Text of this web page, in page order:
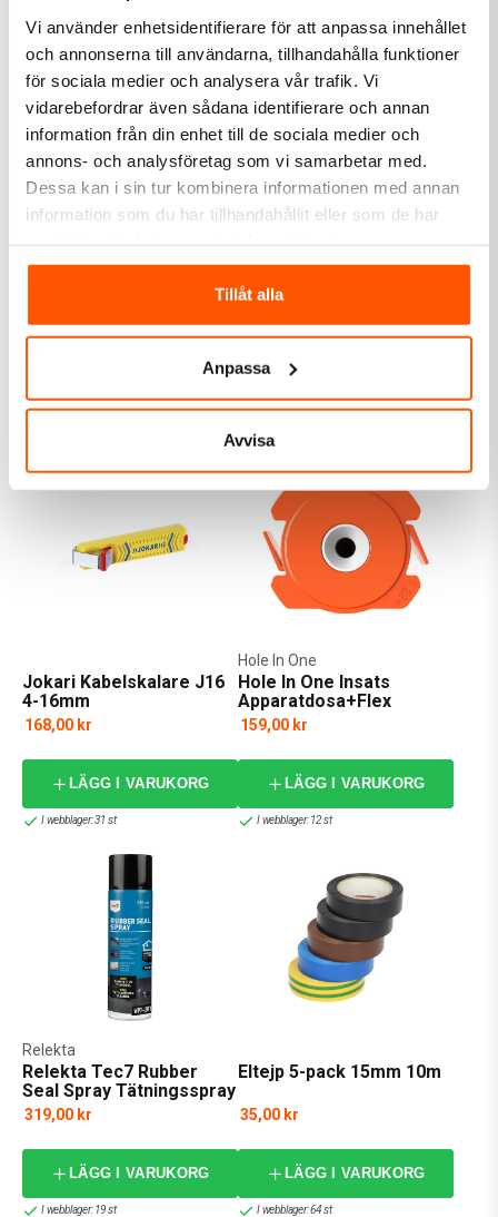
Vi använder enhetsidentifierare för att anpassa innehållet
och annonserna till användarna, tillhandahålla funktioner
för sociala medier och analysera vår trafik. Vi
vidarebefordrar även sådana identifierare och annan
information från din enhet till de sociala medier och
annons- och analysföretag som vi samarbetar med.
Dessa kan i sin tur kombinera informationen med annan
information som du har tillhandahållit eller som de har
Tillåt alla
Anpassa
Avvisa
20 av 20 varianter i webblager
35,00 kr
Relekta
Relekta Tec7
från209,00 kr
Jokari Kabelskalare J16
4-16mm
168,00 kr
LÄGG I VARUKORG
I webblager: 31 st
Hole In One
Hole In One Insats
Apparatdosa+Flex
159,00 kr
LÄGG I VARUKORG
I webblager: 12 st
Relekta
Relekta Tec7 Rubber
Seal Spray Tätningsspray
319,00 kr
LÄGG I VARUKORG
I webblager: 19 st
Eltejp 5-pack 15mm 10m
35,00 kr
LÄGG I VARUKORG
I webblager: 64 st